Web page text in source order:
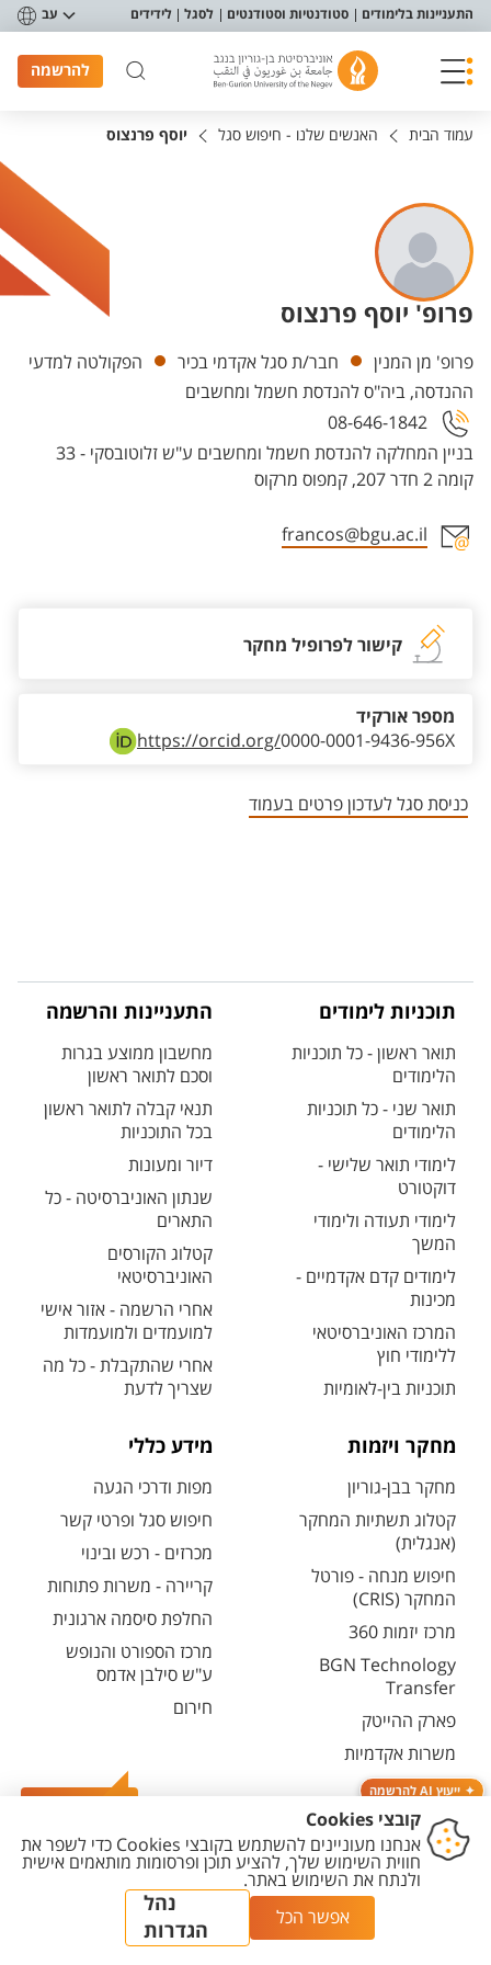
תפריט נגישות
התעניינות בלימודים סטודנטיות וסטודנטים לסגל לידידים עב
להרשמה
ייעוץ AI להרשמה
עמוד הבית האנשים שלנו - חיפוש סגל יוסף פרנצוס
פרופ' יוסף פרנצוס
יחידות
פרופ' מן המנין חבר/ת סגל אקדמי בכיר
הפקולטה למדעי
ההנדסה, ביה"ס להנדסת חשמל ומחשבים
בניין המחלקה להנדסת חשמל ומחשבים ע"ש זלוטובסקי - 33
קומה 2 חדר 207, קמפוס מרקוס
08-646-1842
francos@bgu.ac.il
קישור לפרופיל מחקר
https://orcid.org/0000-0001-9436-956X
מספר אורקיד
כניסת סגל לעדכון פרטים בעמוד
תוכניות לימודים
תואר ראשון - כל תוכניות
הלימודים
תואר שני - כל תוכניות
הלימודים
לימודי תואר שלישי -
דוקטורט
לימודי תעודה ולימודי
המשך
לימודים קדם אקדמיים -
מכינות
המרכז האוניברסיטאי
ללימודי חוץ
תוכניות בין-לאומיות
התעניינות והרשמה
מחשבון ממוצע בגרות
וסכם לתואר ראשון
תנאי קבלה לתואר ראשון
בכל התוכניות
דיור ומעונות
שנתון האוניברסיטה - כל
התארים
קטלוג הקורסים
האוניברסיטאי
אחרי הרשמה - אזור אישי
למועמדים ולמועמדות
אחרי שהתקבלת - כל מה
שצריך לדעת
מחקר ויזמות
מחקר בבן-גוריון
קטלוג תשתיות המחקר
(אנגלית)
חיפוש מנחה - פורטל
המחקר (CRIS)
מרכז יזמות 360
BGN Technology
Transfer
פארק ההייטק
משרות אקדמיות
מידע כללי
מפות ודרכי הגעה
חיפוש סגל ופרטי קשר
מכרזים - רכש ובינוי
קריירה - משרות פתוחות
החלפת סיסמה ארגונית
מרכז הספורט והנופש
ע"ש סילבן אדמס
חירום
נגישות
מדיניות
מדיניות עריכת
תוכן